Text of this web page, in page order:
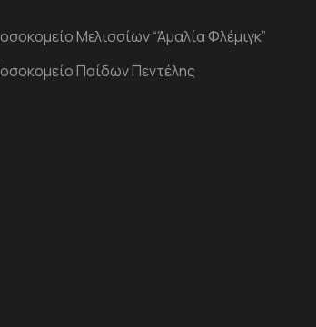
Μελισσίων “Άμαλία Φλέμιγκ”
Παίδων Πεντέλης